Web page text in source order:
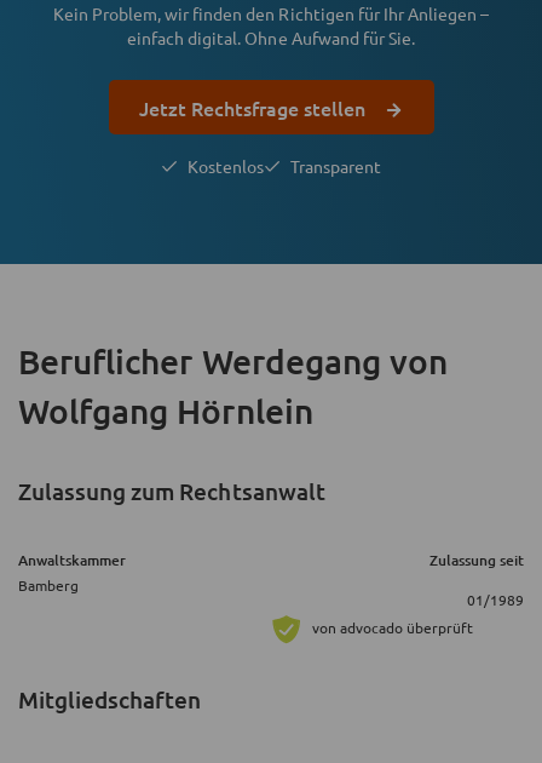
Kein Problem, wir finden den Richtigen für Ihr Anliegen –
einfach digital. Ohne Aufwand für Sie.
Jetzt Rechtsfrage stellen
Kostenlos Transparent
Beruflicher Werdegang von
Wolfgang Hörnlein
Zulassung zum Rechtsanwalt
Anwaltskammer Zulassung seit
Bamberg
01/1989
von advocado überprüft
Mitgliedschaften